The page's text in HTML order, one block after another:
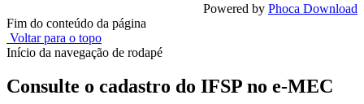
Powered by Phoca Download
Fim do conteúdo da página
Voltar para o topo
Início da navegação de rodapé
Consulte o cadastro do IFSP no e-MEC